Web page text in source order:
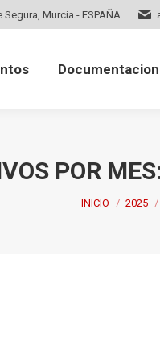
Murcia - ESPAÑA
Documentacion
POR MES:
Estás aquí:
INICIO 2025
Documentacion